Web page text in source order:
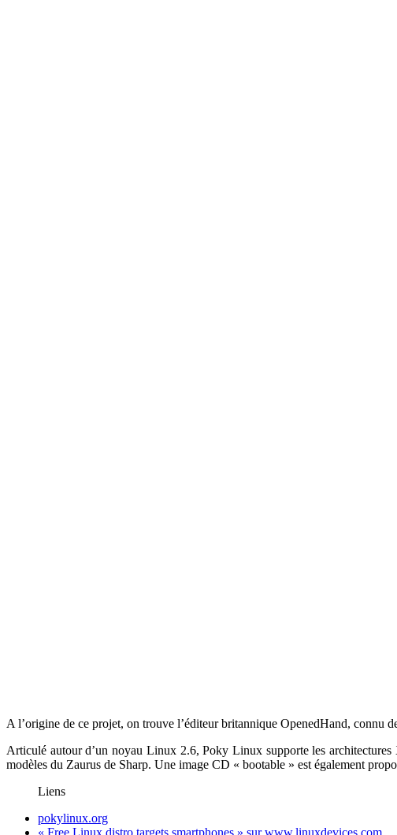
A l’origine de ce projet, on trouve l’éditeur britannique OpenedHand, connu
Articulé autour d’un noyau Linux 2.6, Poky Linux supporte les
modèles du Zaurus de Sharp. Une image CD « bootable » est également
Liens
pokylinux.org